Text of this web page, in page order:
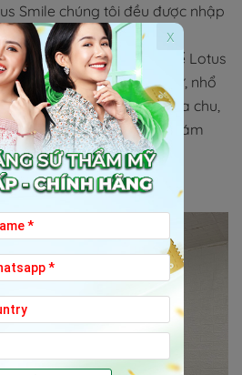
Smile chúng tôi đều được nhập
Đức.
tại Nha Khoa Quốc Tế Lotus
răng implant, bọc răng sứ, nhổ
tuỷ, viêm nướu, bệnh nha chu,
hở lợi, hàm tháo lắp, trám
hiện đại
x